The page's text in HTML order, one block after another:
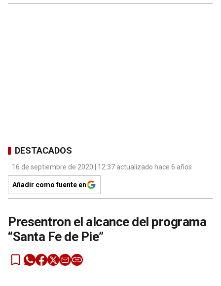
DESTACADOS
16 de septiembre de 2020 | 12:37 actualizado hace 6 años
Añadir como fuente en
Presentron el alcance del programa
“Santa Fe de Pie”